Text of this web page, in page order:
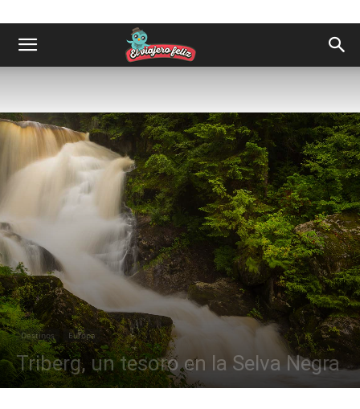
Destinos Europa
Triberg, un tesoro en la Selva Negra